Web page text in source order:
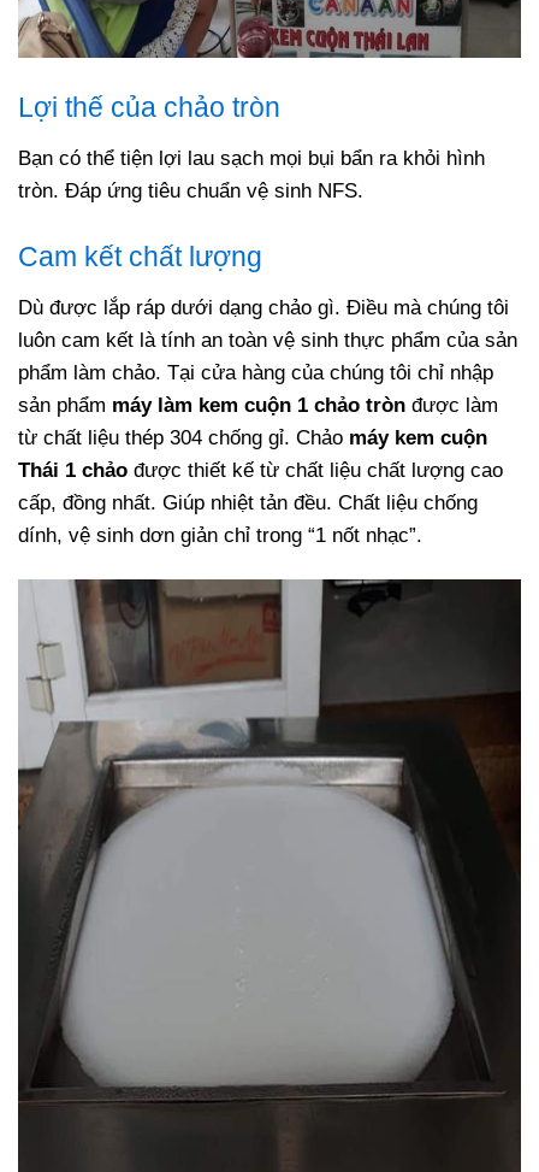
Lợi thế của chảo tròn
Bạn có thể tiện lợi lau sạch mọi bụi bẩn ra khỏi hình
tròn. Đáp ứng tiêu chuẩn vệ sinh NFS.
Cam kết chất lượng
Dù được lắp ráp dưới dạng chảo gì. Điều mà chúng tôi
luôn cam kết là tính an toàn vệ sinh thực phẩm của sản
phẩm làm chảo. Tại cửa hàng của chúng tôi chỉ nhập
sản phẩm máy làm kem cuộn 1 chảo tròn được làm
từ chất liệu thép 304 chống gỉ. Chảo máy kem cuộn
Thái 1 chảo được thiết kế từ chất liệu chất lượng cao
cấp, đồng nhất. Giúp nhiệt tản đều. Chất liệu chống
dính, vệ sinh dơn giản chỉ trong “1 nốt nhạc”.